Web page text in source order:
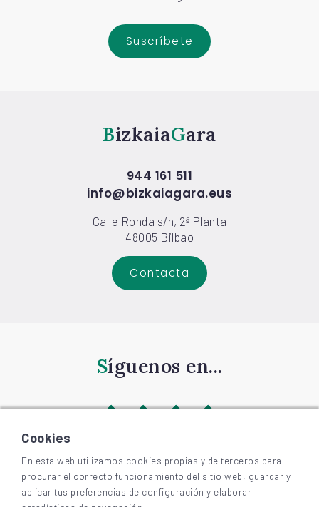
Suscríbete
Bizkaia Gara
944 161 511
info@bizkaiagara.eus
Calle Ronda s/n, 2ª Planta
48005 Bilbao
Contacta
Síguenos en...
©2026 BIZKAIAGARA
Accesibilidad
Cookies
En esta web utilizamos cookies propias y de terceros para
procurar el correcto funcionamiento del sitio web, guardar y
aplicar tus preferencias de configuración y elaborar